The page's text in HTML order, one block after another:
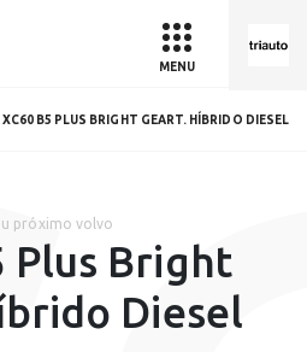
MENU
XC60 B5 PLUS BRIGHT GEART. HÍBRIDO DIESEL
próximo volvo
Plus Bright
Diesel